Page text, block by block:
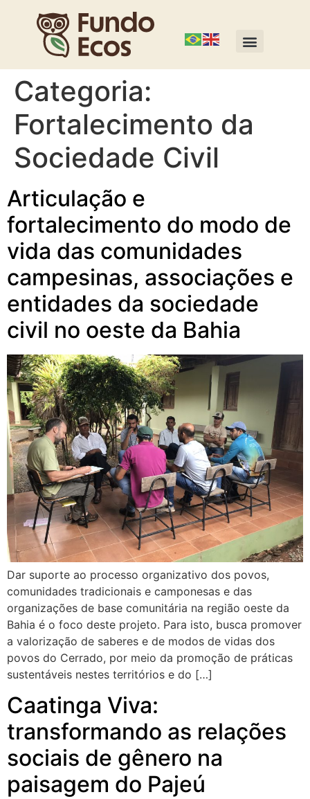
Categoria:
Fortalecimento da
Sociedade Civil
Articulação e
fortalecimento do modo de
vida das comunidades
campesinas, associações e
entidades da sociedade
civil no oeste da Bahia
Dar suporte ao processo organizativo dos povos,
comunidades tradicionais e camponesas e das
organizações de base comunitária na região oeste da
Bahia é o foco deste projeto. Para isto, busca promover
a valorização de saberes e de modos de vidas dos
povos do Cerrado, por meio da promoção de práticas
sustentáveis nestes territórios e do […]
Caatinga Viva:
transformando as relações
sociais de gênero na
paisagem do Pajeú